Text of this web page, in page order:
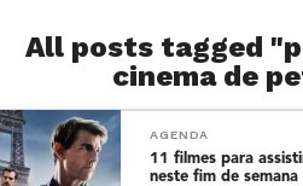
All posts tagged
cinema de
AGENDA
11 filmes para
neste fim de semana